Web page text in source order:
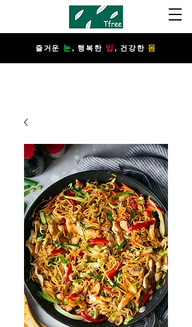
​즐거운 눈, 행복한 입 , 건강한 몸